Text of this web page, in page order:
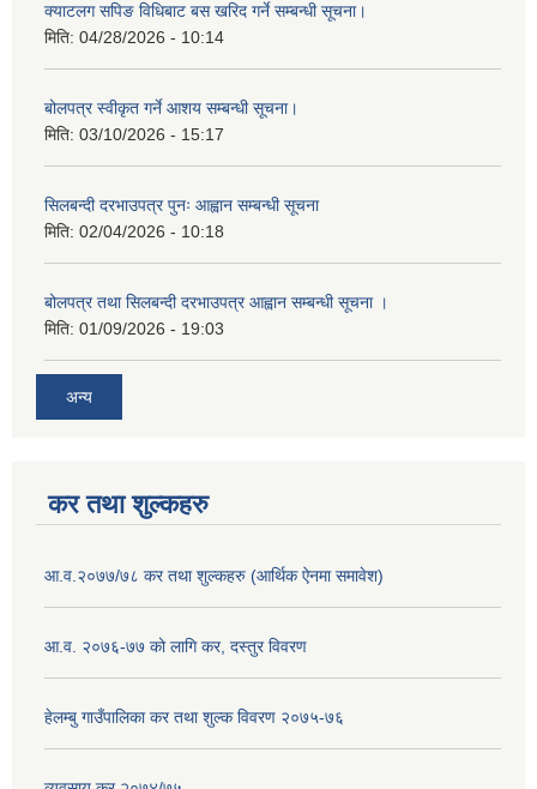
क्याटलग सपिङ विधिबाट बस खरिद गर्ने सम्बन्धी सूचना।
मिति: 04/28/2026 - 10:14
बोलपत्र स्वीकृत गर्ने आशय सम्बन्धी सूचना।
मिति: 03/10/2026 - 15:17
सिलबन्दी दरभाउपत्र पुनः आह्वान सम्बन्धी सूचना
मिति: 02/04/2026 - 10:18
बोलपत्र तथा सिलबन्दी दरभाउपत्र आह्वान सम्बन्धी सूचना ।
मिति: 01/09/2026 - 19:03
अन्य
कर तथा शुल्कहरु
आ.व.२०७७/७८ कर तथा शुल्कहरु (आर्थिक ऐनमा समावेश)
आ.व. २०७६-७७ को लागि कर, दस्तुर विवरण
हेलम्बु गाउँपालिका कर तथा शुल्क विवरण २०७५-७६